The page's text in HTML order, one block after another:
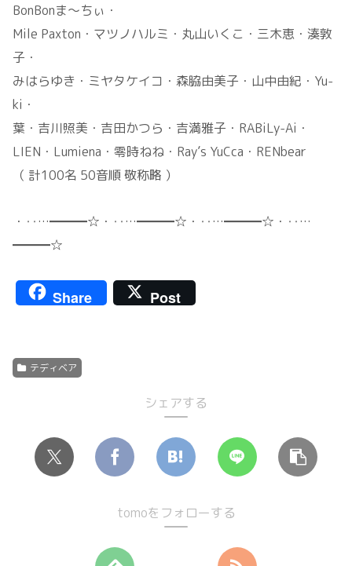
BonBonま～ちぃ・
Mile Paxton・マツノハルミ・丸山いくこ・三木恵・湊敦
子・
みはらゆき・ミヤタケイコ・森脇由美子・山中由紀・Yu-
ki・
葉・吉川照美・吉田かつら・吉満雅子・RABiLy-Ai・
LIEN・Lumiena・零時ねね・Ray’s YuCca・RENbear
（ 計100名 50音順 敬称略 ）
・‥…━━━☆・‥…━━━☆・‥…━━━☆・‥…
━━━☆
Share Post
テディベア
シェアする
tomoをフォローする